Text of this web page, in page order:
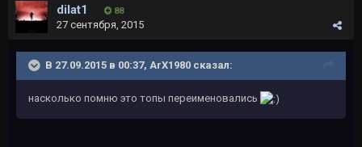
dilat1 88
27 сентября, 2015
В 27.09.2015 в 00:37, ArX1980 сказал:
насколько помню это топы переименовались